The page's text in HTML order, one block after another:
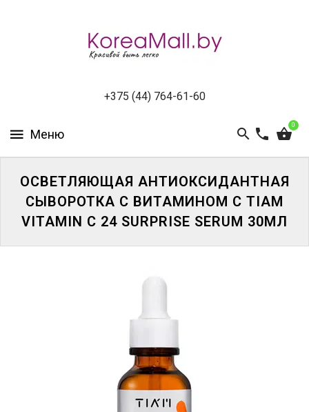
+375 (44) 764-61-60
0
СПЕЦПРЕДЛОЖЕНИЯ
ВСЕ
БРЕНДЫ
ОСВЕТЛЯЮЩАЯ АНТИОКСИДАНТНАЯ
СЫВОРОТКА С ВИТАМИНОМ С TIAM
VITAMIN C 24 SURPRISE SERUM 30МЛ